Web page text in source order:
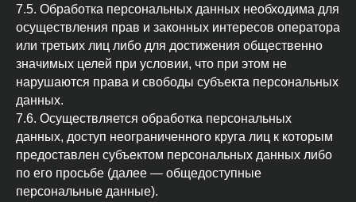
7.5. Обработка персональных данных необходима для
осуществления прав и законных интересов оператора
или третьих лиц либо для достижения общественно
значимых целей при условии, что при этом не
нарушаются права и свободы субъекта персональных
данных.
7.6. Осуществляется обработка персональных
данных, доступ неограниченного круга лиц к которым
предоставлен субъектом персональных данных либо
по его просьбе (далее — общедоступные
персональные данные).